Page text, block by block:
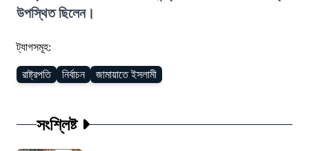
উপস্থিত ছিলেন।
ট্যাগসমূহ:
রাষ্ট্রপতি নির্বাচন জামায়াতে ইসলামী
সংশ্লিষ্ট